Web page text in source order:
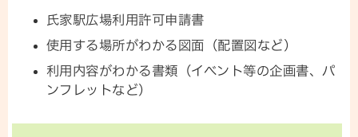
氏家駅広場利用許可申請書
使用する場所がわかる図面（配置図など）
利用内容がわかる書類（イベント等の企画書、パ
ンフレットなど）